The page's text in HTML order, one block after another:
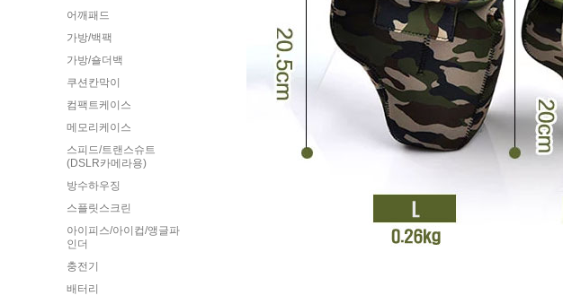
어깨패드
가방/백팩
가방/숄더백
쿠션칸막이
컴팩트케이스
메모리케이스
스피드/트랜스슈트
(DSLR카메라용)
방수하우징
스플릿스크린
아이피스/아이컵/앵글파
인더
충전기
배터리